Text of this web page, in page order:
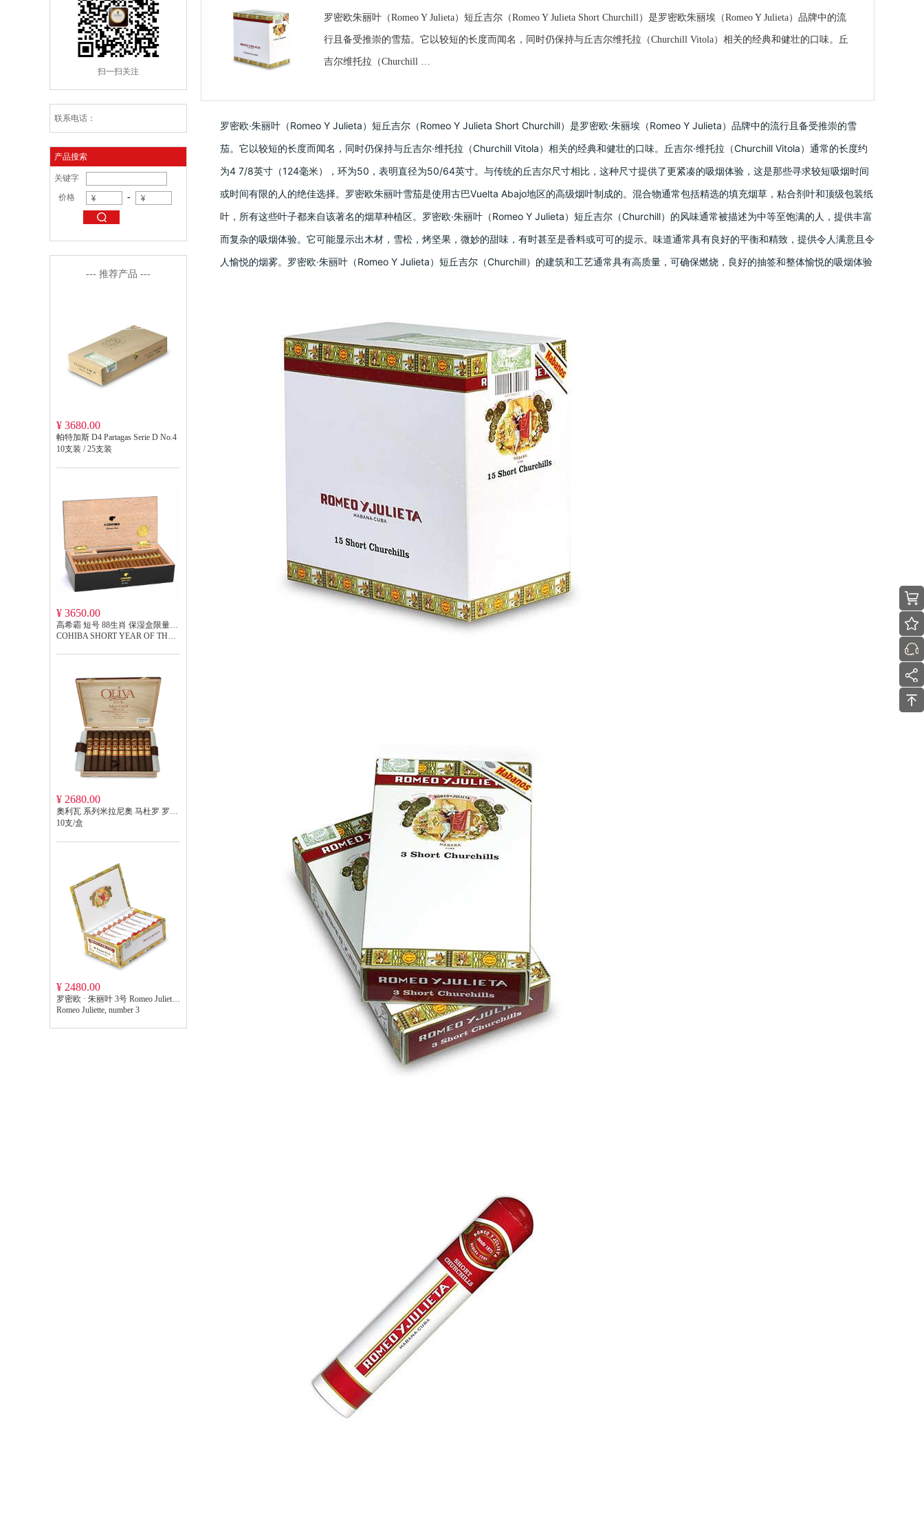
扫一扫关注
联系电话：
产品搜索
关键字
价格
-
--- 推荐产品 ---
¥ 3680.00
帕特加斯 D4 Partagas Serie D No.4
10支装 / 25支装
¥ 3650.00
¥ 2680.00
10支/盒
¥ 2480.00
Romeo Juliette, number 3
罗密欧朱丽叶（Romeo Y Julieta）短丘吉尔（Romeo Y Julieta Short Churchill）是罗密欧朱丽埃（Romeo Y Julieta）品牌中的流
行且备受推崇的雪茄。它以较短的长度而闻名，同时仍保持与丘吉尔维托拉（Churchill Vitola）相关的经典和健壮的口味。丘
吉尔维托拉（Churchill …
罗密欧·朱丽叶（Romeo Y Julieta）短丘吉尔（Romeo Y Julieta Short Churchill）是罗密欧·朱丽埃（Romeo Y Julieta）品牌中的流行且备受推崇的雪
茄。它以较短的长度而闻名，同时仍保持与丘吉尔·维托拉（Churchill Vitola）相关的经典和健壮的口味。丘吉尔·维托拉（Churchill Vitola）通常的长度约
为4 7/8英寸（124毫米），环为50，表明直径为50/64英寸。与传统的丘吉尔尺寸相比，这种尺寸提供了更紧凑的吸烟体验，这是那些寻求较短吸烟时间
或时间有限的人的绝佳选择。罗密欧朱丽叶雪茄是使用古巴Vuelta Abajo地区的高级烟叶制成的。混合物通常包括精选的填充烟草，粘合剂叶和顶级包装纸
叶，所有这些叶子都来自该著名的烟草种植区。罗密欧·朱丽叶（Romeo Y Julieta）短丘吉尔（Churchill）的风味通常被描述为中等至饱满的人，提供丰富
而复杂的吸烟体验。它可能显示出木材，雪松，烤坚果，微妙的甜味，有时甚至是香料或可可的提示。味道通常具有良好的平衡和精致，提供令人满意且令
人愉悦的烟雾。罗密欧·朱丽叶（Romeo Y Julieta）短丘吉尔（Churchill）的建筑和工艺通常具有高质量，可确保燃烧，良好的抽签和整体愉悦的吸烟体验